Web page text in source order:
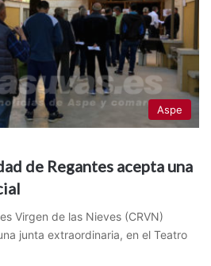
Aspe
de Regantes acepta una
Virgen de las Nieves (CRVN)
junta extraordinaria, en el Teatro